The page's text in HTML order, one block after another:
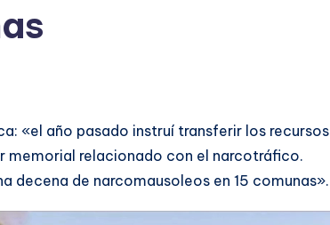
«el año pasado instruí transferir los recursos
memorial relacionado con el narcotráfico.
decena de narcomausoleos en 15 comunas».